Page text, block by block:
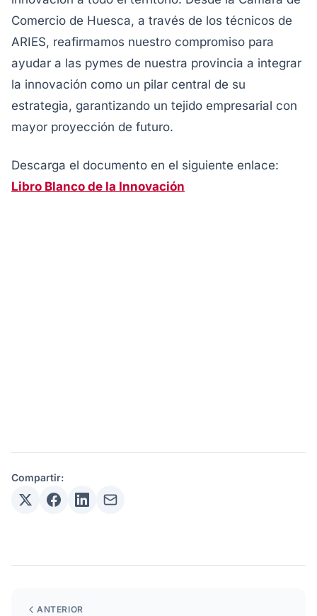
Comercio de Huesca, a través de los técnicos de
ARIES, reafirmamos nuestro compromiso para
ayudar a las pymes de nuestra provincia a integrar
la innovación como un pilar central de su
estrategia, garantizando un tejido empresarial con
mayor proyección de futuro.
Descarga el documento en el siguiente enlace:
Libro Blanco de la Innovación
Compartir:
ANTERIOR